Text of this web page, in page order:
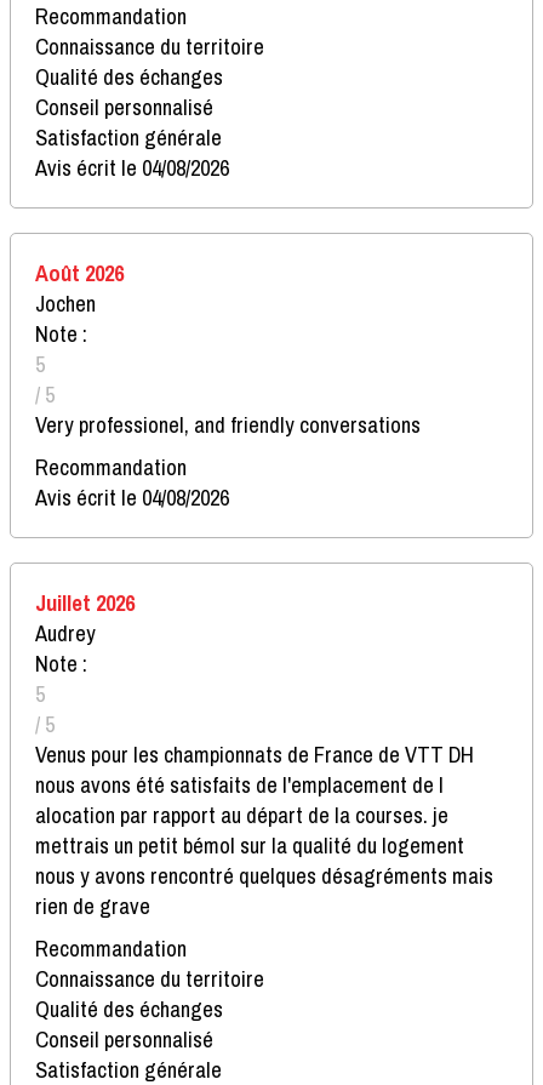
Recommandation
Connaissance du territoire
Qualité des échanges
Conseil personnalisé
Satisfaction générale
Avis écrit le 04/08/2026
Août 2026
Jochen
Note :
5
/ 5
Very professionel, and friendly conversations
Recommandation
Avis écrit le 04/08/2026
Juillet 2026
Audrey
Note :
5
/ 5
Venus pour les championnats de France de VTT DH
nous avons été satisfaits de l'emplacement de l
alocation par rapport au départ de la courses. je
mettrais un petit bémol sur la qualité du logement
nous y avons rencontré quelques désagréments mais
rien de grave
Recommandation
Connaissance du territoire
Qualité des échanges
Conseil personnalisé
Satisfaction générale